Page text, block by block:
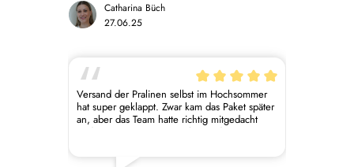
gut. Man schmeckt, dass die Schokolade und
auch die weiteren Zutaten, eine sehr hohe
Qualität haben. Leider wohne ich sehr weit
belegen. Ich freue mich schon auf die
nächste Bestellung bei euch. Macht weiter so
🍫
Catharina Büch
27.06.25
Versand der Pralinen selbst im Hochsommer
hat super geklappt. Zwar kam das Paket später
an, aber das Team hatte richtig mitgedacht
und wegen Feiertag/Wochenende erst am
sehr gefreut über das Extra ^^